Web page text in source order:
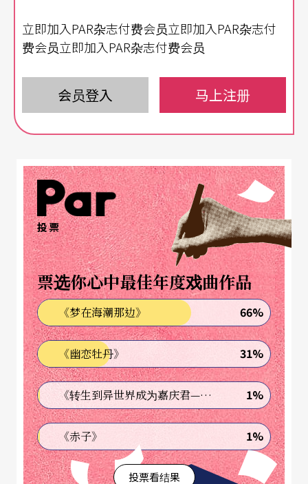
全女性演员包办剧中所有角色，包含男性角色，融
合唱腔、舞蹈与戏剧表演。其中，扮演男性角色的
「花美男」演员更因俊美形象与精湛演技，吸引大
量粉丝，被誉为韩国粉丝文化的起点。然而，随著
1960 年代电视和电影等娱乐形式的普及，女性国剧
明星美男演员光环、商业化取向导致艺术性被忽略
等内部问题，也使这门独特的通俗艺术逐渐失去立
足之地，最终被排除在国家文化政策支持之外，渐
渐淡出大众视野。
立即加入PAR杂志付费会员立即加入PAR杂志付
费会员立即加入PAR杂志付费会员
会员登入 马上注册
投票
票选你心中最佳年度戏曲作品
《梦在海潮那边》 66%
《幽恋牡丹》 31%
《转生到异世界成为嘉庆君—发现我的祖先是诈骗集团!?》 1%
《赤子》 1%
投票看结果